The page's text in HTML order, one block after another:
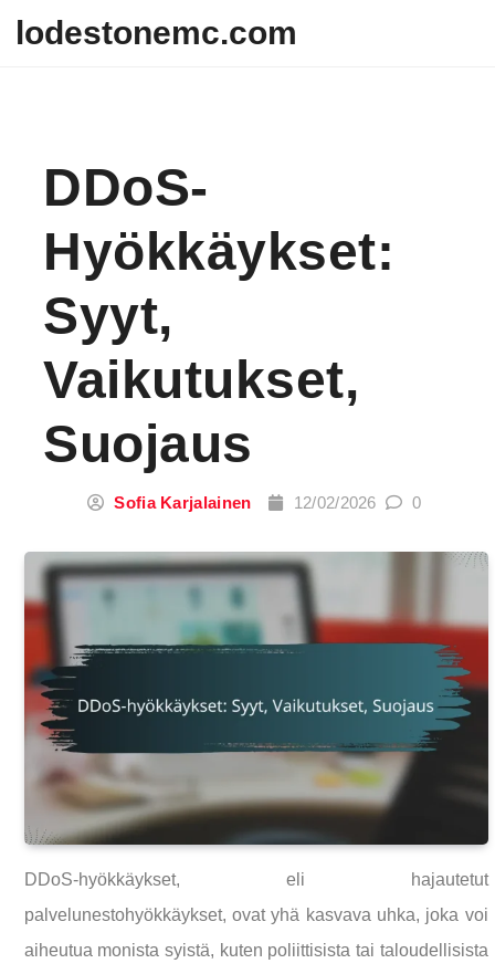
lodestonemc.com
DDoS-
Hyökkäykset:
Syyt,
Vaikutukset,
Suojaus
Sofia Karjalainen 12/02/2026 0
DDoS-hyökkäykset, eli hajautetut
palvelunestohyökkäykset, ovat yhä kasvava uhka, joka voi
aiheutua monista syistä, kuten poliittisista tai taloudellisista